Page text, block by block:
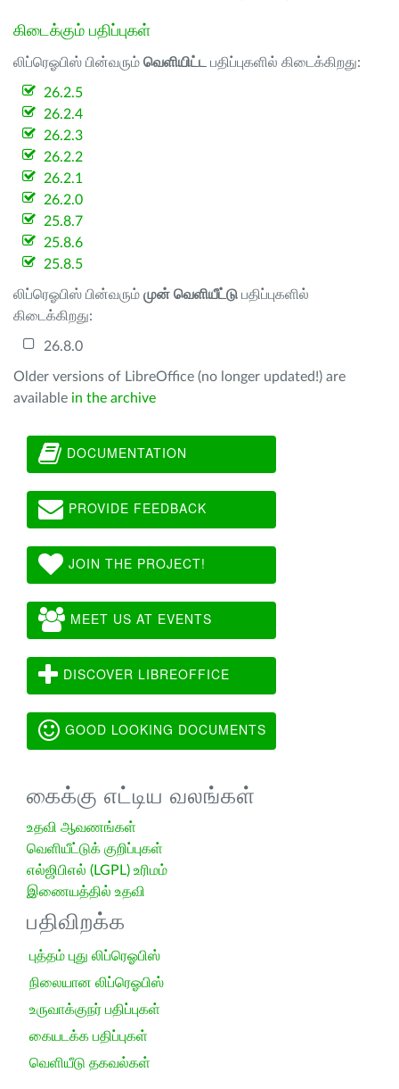
கிடைக்கும் பதிப்புகள்
லிப்ரெஓபிஸ் பின்வரும் வெளியிட்ட பதிப்புகளில் கிடைக்கிறது:
26.2.5
26.2.4
26.2.3
26.2.2
26.2.1
26.2.0
25.8.7
25.8.6
25.8.5
லிப்ரெஓபிஸ் பின்வரும் முன் வெளியீட்டு பதிப்புகளில்
கிடைக்கிறது:
26.8.0
Older versions of LibreOffice (no longer updated!) are
available in the archive
DOCUMENTATION
PROVIDE FEEDBACK
JOIN THE PROJECT!
MEET US AT EVENTS
DISCOVER LIBREOFFICE
GOOD LOOKING DOCUMENTS
கைக்கு எட்டிய வலங்கள்
உதவி ஆவணங்கள்
வெளியீட்டுக் குறிப்புகள்
எல்ஜிபிஎல் (LGPL) உரிமம்
இணையத்தில் உதவி
பதிவிறக்க
புத்தம் புது லிப்ரெஓபிஸ்
நிலையான லிப்ரெஓபிஸ்
உருவாக்குநர் பதிப்புகள்
கையடக்க பதிப்புகள்
வெளியீடு தகவல்கள்